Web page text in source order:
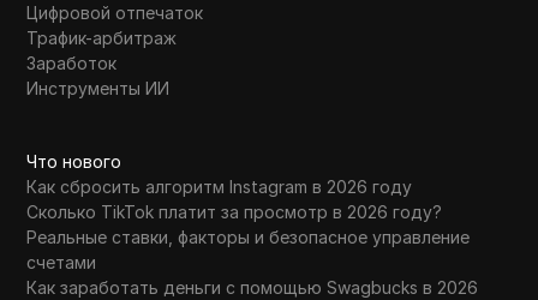
Цифровой отпечаток
Трафик-арбитраж
Заработок
Инструменты ИИ
Что нового
Как сбросить алгоритм Instagram в 2026 году
Сколько TikTok платит за просмотр в 2026 году?
Реальные ставки, факторы и безопасное управление
счетами
Как заработать деньги с помощью Swagbucks в 2026